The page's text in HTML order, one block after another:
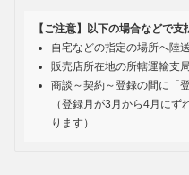
【ご注意】以下の場合などで
自宅などの指定の場所へ陸
販売店所在地の所轄運輸支
商談～契約～登録の間に「
（登録月が3月から4月に
ります）